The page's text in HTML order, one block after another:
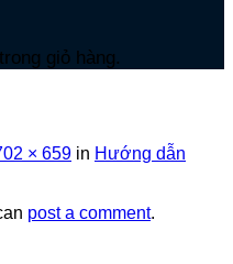
giỏ hàng.
× 659 in Hướng dẫn
post a comment.